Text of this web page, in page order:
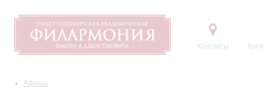
Контакты
Афиша